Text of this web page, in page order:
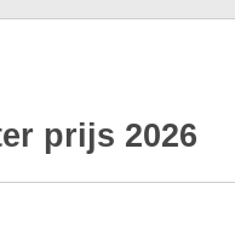
prijs 2026